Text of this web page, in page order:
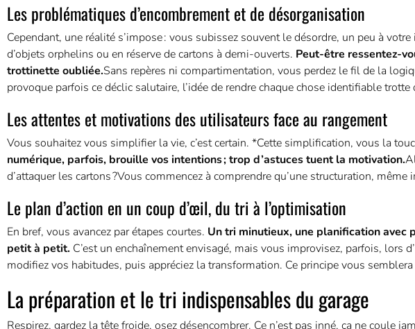
Les problématiques d’encombrement et de désorganisation
Cependant, une réalité s’impose : vous subissez souvent le désordre, un peu à
d’objets orphelins ou en réserve de cartons à demi-ouverts. Peut-être ressentez-
trottinette oubliée.Sans repères ni compartimentation, vous perdez le fil de la
provoque parfois ce déclic salutaire, l’idée de rendre chaque chose identifiable trotte
Les attentes et motivations des utilisateurs face au rangement
Vous souhaitez vous simplifier la vie, c’est certain. *Cette simplification, vous la
numérique, parfois, brouille vos intentions ; trop d’astuces tuent la motivation.
d’attaquer les cartons ?Vous commencez à comprendre qu’une structuration,
Le plan d’action en un coup d’œil, du tri à l’optimisation
En bref, vous avancez par étapes courtes. Un tri minutieux, une planification avec
petit à petit. C’est un enchaînement envisagé, mais vous improvisez, parfois, lors
modifiez vos habitudes, puis appréciez la transformation. Ce principe vous
La préparation et le tri indispensables du garage
Respirez, gardez la tête froide, osez désencombrer. Ce n’est pas inné, ça ne coule